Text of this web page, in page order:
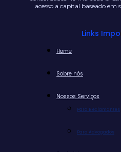
acesso a capital baseado em
Links
Home
Sobre nós
Nossos Serviços
Para Reclamantes
Para Advogados